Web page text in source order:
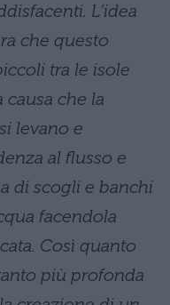
L’idea
che questo
tra le isole
causa che la
levano e
al flusso e
di scogli e banchi
facendola
Così quanto
più profonda